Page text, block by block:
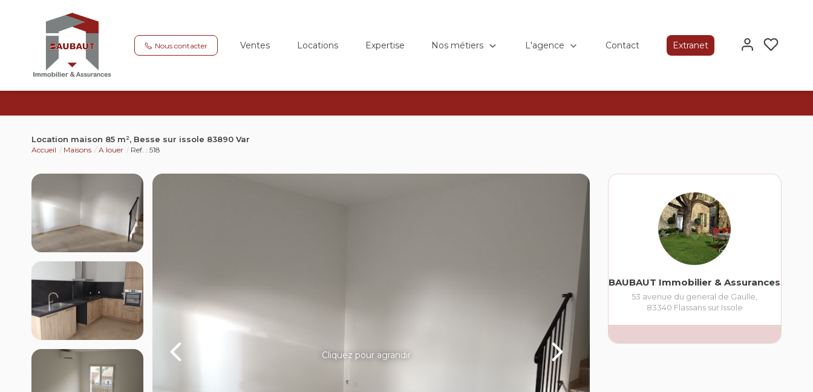
Nous contacter Ventes Locations Expertise Nos métiers L'agence Contact Extranet
Location maison 85 m², Besse sur issole 83890 Var
Accueil Maisons A louer Ref. : 518
Cliquez pour agrandir
BAUBAUT Immobilier & Assurances
53 avenue du general de Gaulle
83340 Flassans sur Issole